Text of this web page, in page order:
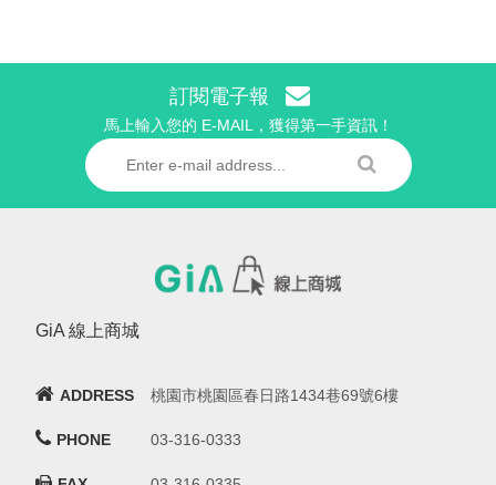
訂閱電子報
馬上輸入您的 E-MAIL，獲得第一手資訊！
GiA 線上商城
ADDRESS 桃園市桃園區春日路1434巷69號6樓
PHONE 03-316-0333